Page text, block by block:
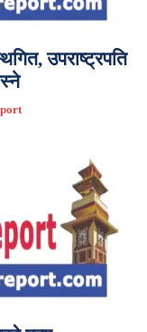
उपराष्ट्रपति